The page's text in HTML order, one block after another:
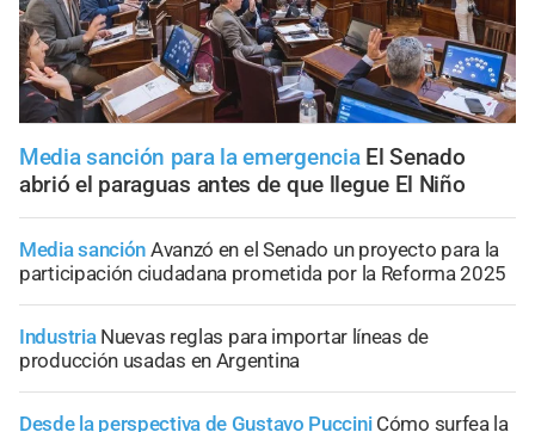
Media sanción para la emergencia El Senado
abrió el paraguas antes de que llegue El Niño
Media sanción Avanzó en el Senado un proyecto para la
participación ciudadana prometida por la Reforma 2025
Industria Nuevas reglas para importar líneas de
producción usadas en Argentina
Desde la perspectiva de Gustavo Puccini Cómo surfea la